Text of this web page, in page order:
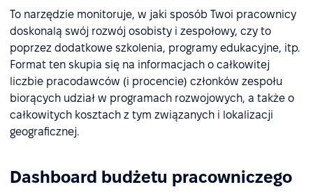
To narzędzie monitoruje, w jaki sposób Twoi pracownicy
doskonalą swój rozwój osobisty i zespołowy, czy to
poprzez dodatkowe szkolenia, programy edukacyjne, itp.
Format ten skupia się na informacjach o całkowitej
liczbie pracodawców (i procencie) członków zespołu
biorących udział w programach rozwojowych, a także o
całkowitych kosztach z tym związanych i lokalizacji
geograficznej.
Dashboard budżetu pracowniczego